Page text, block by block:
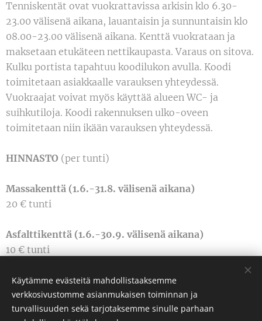
Tenniskentät ovat vuokrattavissa arkisin klo 6.30-
23.00 välisenä aikana, lauantaisin ja sunnuntaisin klo
08.00-23.00 välisenä aikana. Kenttä vuokrataan ja
maksetaan etukäteen nettikaupasta. Varaus on sitova.
Kulku portista tapahtuu koodilukon avulla. Koodi
toimitetaan asiakkaalle varauksen yhteydessä.
Vuokraajat voivat myös käyttää alueen WC- ja
suihkutiloja. Koodi rakennuksen ulko-oveen
toimitetaan niin ikään varauksen yhteydessä.
HINNASTO (per tunti)
Massakenttä (1.6.-31.8. välisenä aikana)
20 € tunti
Asfalttikenttä (1.6.-30.9. välisenä aikana)
10 € tunti
© 2025 Kaikki oikeudet pidätetään
Käytämme evästeitä mahdollistaaksemme
verkkosivustomme asianmukaisen toiminnan ja
turvallisuuden sekä tarjotaksemme sinulle parhaan